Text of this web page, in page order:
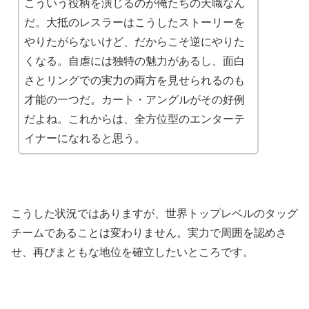
こういう役柄を演じるのが俺たちの天職なん
だ。大抵のレスラーはこうしたストーリーを
やりたがらないけど、だからこそ逆にやりた
くなる。自虐には独特の魅力があるし、面白
さとリングでの実力の両方を見せられるのも
才能の一つだ。カート・アングルがその好例
だよね。これからは、全方位型のエンターテ
イナーになれると思う。
こうした状況ではありますが、世界トップレベルのタッグ
チームであることは変わりません。実力で周囲を認めさ
せ、再びまともな地位を確立したいところです。